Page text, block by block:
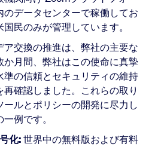
データセンターで稼働してお
民のみが管理しています。
ア交換の推進は、弊社の主要な
月間、弊社はこの使命に真摯
の信頼とセキュリティの維持
確認しました。これらの取り
ルとポリシーの開発に尽力し
例です。
化:世界中の無料版および有料